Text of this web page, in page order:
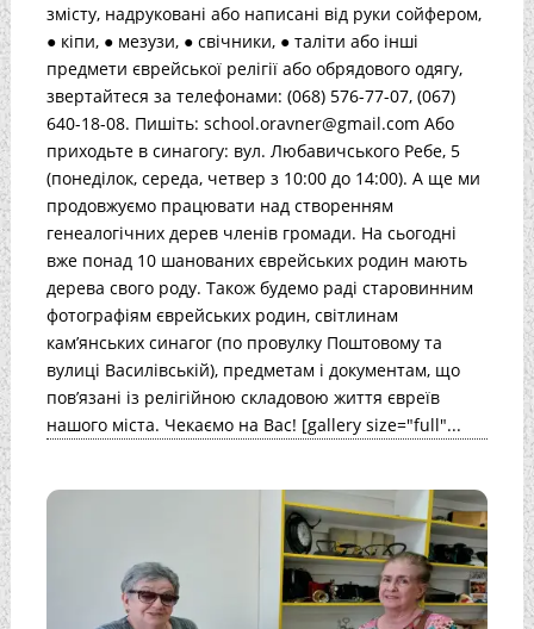
змісту, надруковані або написані від руки сойфером,
● кіпи, ● мезузи, ● свічники, ● таліти або інші
предмети єврейської релігії або обрядового одягу,
звертайтеся за телефонами: (068) 576-77-07, (067)
640-18-08. Пишіть: school.oravner@gmail.com Або
приходьте в синагогу: вул. Любавичського Ребе, 5
(понеділок, середа, четвер з 10:00 до 14:00). А ще ми
продовжуємо працювати над створенням
генеалогічних дерев членів громади. На сьогодні
вже понад 10 шанованих єврейських родин мають
дерева свого роду. Також будемо раді старовинним
фотографіям єврейських родин, світлинам
кам’янських синагог (по провулку Поштовому та
вулиці Василівській), предметам і документам, що
пов’язані із релігійною складовою життя євреїв
нашого міста. Чекаємо на Вас! [gallery size="full"...